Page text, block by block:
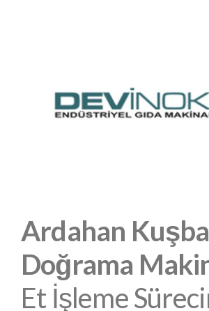
Ardahan
Doğrama
Et İşleme